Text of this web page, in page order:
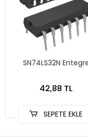
SN74LS32N
42,88 TL
SEPETE EKLE